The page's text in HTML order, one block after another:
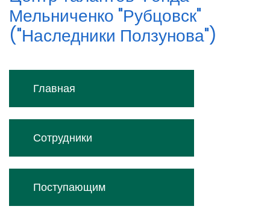
Мельниченко "Рубцовск"
("Наследники Ползунова")
Наследники
ползунова
Главная
Сотрудники
Поступающим